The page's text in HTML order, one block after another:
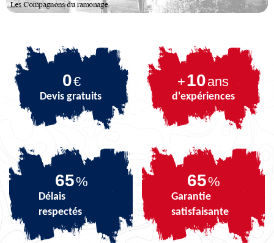
0€
Devis gratuits
+10ans
d'expériences
80%
Délais
respectés
80%
Garantie
satisfaisante